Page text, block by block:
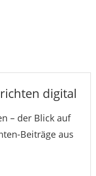
digital
– der Blick auf
Beiträge aus